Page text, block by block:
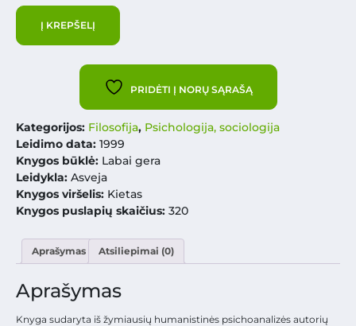
Į KREPŠELĮ
PRIDĖTI Į NORŲ SĄRAŠĄ
Kategorijos: Filosofija, Psichologija, sociologija
Leidimo data: 1999
Knygos būklė: Labai gera
Leidykla: Asveja
Knygos viršelis: Kietas
Knygos puslapių skaičius: 320
Aprašymas Atsiliepimai (0)
Aprašymas
Knyga sudaryta iš žymiausių humanistinės psichoanalizės autorių